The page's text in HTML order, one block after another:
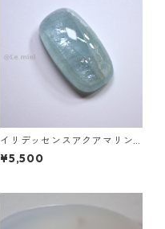
イリデッセンスアクアマリン 2
1.9ct 24.7mm*12.9mm*7.9m
m
¥5,500